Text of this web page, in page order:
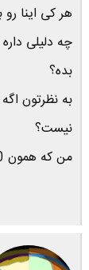
هر کی اینا
چه دلیلی
بده؟
به نظرتون
نیست؟
من که همون 1200 رو ترجیه میدم.